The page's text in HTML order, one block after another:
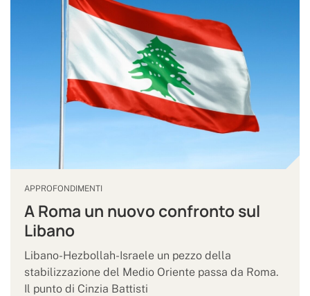
APPROFONDIMENTI
A Roma un nuovo confronto sul
Libano
Libano-Hezbollah-Israele un pezzo della
stabilizzazione del Medio Oriente passa da Roma.
Il punto di Cinzia Battisti